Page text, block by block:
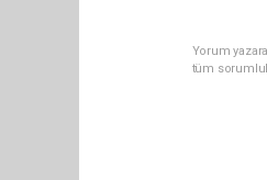
Yorum
tüm